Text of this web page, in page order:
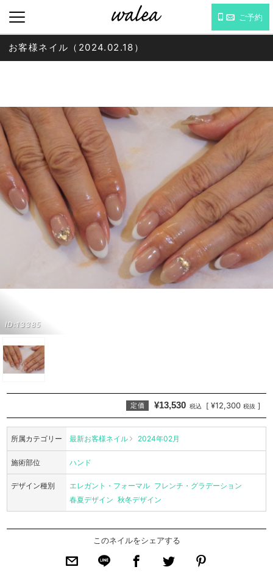
ご予約
ID:13385
お客様ネイル（2024.02.18）
定価 ¥13,530 税込 [ ¥12,300 税抜 ]
所属カテゴリー 最新お客様ネイル 2024年02月
施術部位 ハンド
デザイン種別 エレガント・フォーマル フレンチ・グラデーション
春夏デザイン 秋冬デザイン
このネイルをシェアする